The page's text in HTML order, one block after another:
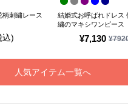
込)
刺繍レース
¥7,130 ¥
結婚式お呼ばれドレス
繍のマキシワンピース
人気アイテム一覧へ